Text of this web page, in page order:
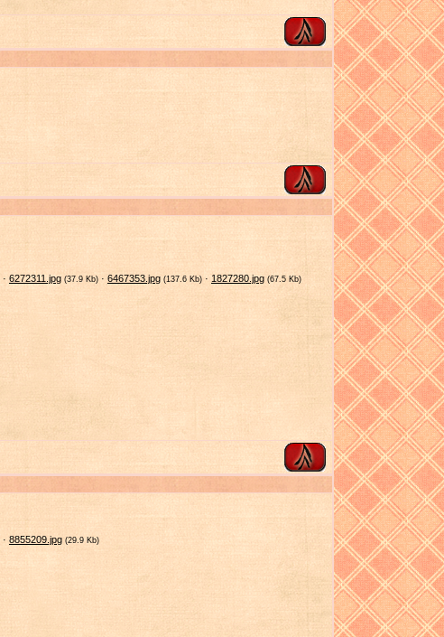
· 6272311.jpg (37.9 Kb) · 6467353.jpg (137.6 Kb) · 1827280.jpg (67.5 Kb)
· 8855209.jpg (29.9 Kb)